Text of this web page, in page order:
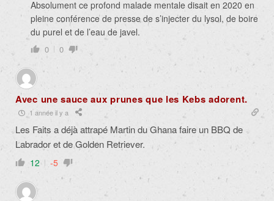
Absolument ce profond malade mentale disait en 2020 en
pleine conférence de presse de s’injecter du lysol, de boire
du purel et de l’eau de javel.
0 0
Avec une sauce aux prunes que les Kebs adorent.
1 année il y a
Les Faits a déjà attrapé Martin du Ghana faire un BBQ de
Labrador et de Golden Retriever.
12 -5